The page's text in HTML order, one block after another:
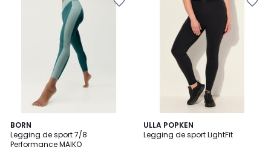
BORN
Legging de sport 7/8
Performance MAIKO
4
/
5
2
Couleurs
ULLA POPKEN
Legging de sport LightFit